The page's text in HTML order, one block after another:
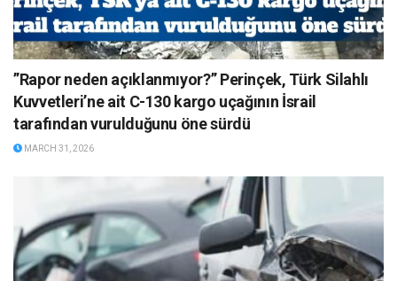
”Rapor neden açıklanmıyor?” Perinçek, Türk Silahlı
Kuvvetleri’ne ait C-130 kargo uçağının İsrail
tarafından vurulduğunu öne sürdü
MARCH 31, 2026